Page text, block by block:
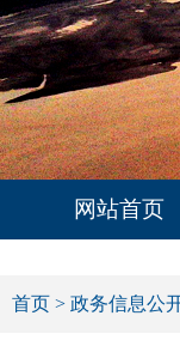
网站首页
首页 > 政务信息公